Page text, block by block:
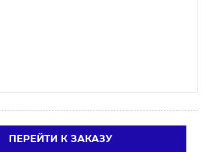
ПЕРЕЙТИ К ЗАКАЗУ